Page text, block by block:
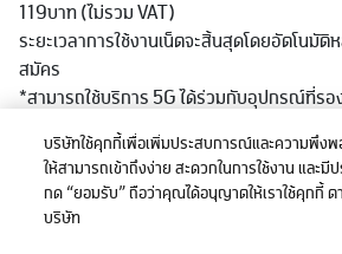
119บาท (ไม่รวม VAT)
ระยะเวลาการใช้งานเน็ตจะสิ้นสุดโดยอัตโนมั
สมัคร
*สามารถใช้บริการ 5G ได้ร่วมกับอุปกรณ์ที่ร
ให้บริการเท่านั้น ความเร็วในการรับบริการอา
มอื่นๆ อาทิ คุณสมบัติของอุปกรณ์โทรศัพท์เคลื่
ในช่วงระยะเวลาเดียวกัน พื้นที่และลักษณะภูมิป
จนระยะห่างของสถานีวิทยุคมนาคมสามารถต
บริษัทใช้คุกกี้เพื่อเพิ่มประสบการณ์และความพึงพอ
ให้สามารถเข้าถึงง่าย สะดวกในการใช้งาน และ
กด “ยอมรับ” ถือว่าคุณได้อนุญาตให้เราใช้คุกกี้
บริษัท